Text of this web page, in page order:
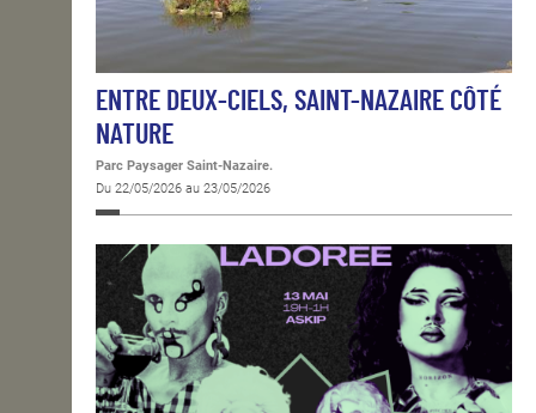
ENTRE DEUX-CIELS, SAINT-NAZAIRE CÔTÉ
NATURE
Parc Paysager Saint-Nazaire.
Du 22/05/2026 au 23/05/2026